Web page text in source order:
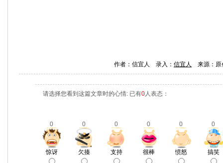
作者：信宜人 录入： 信宜人 来源：
请选择您看到这篇文章时的心情: 已有0人表态：
0 0 0 0 0 0
惊讶 欠揍 支持 很棒 愤怒 搞笑